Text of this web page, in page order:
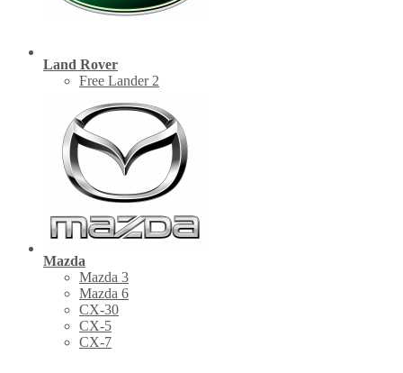
Land Rover
Free Lander 2
Mazda
Mazda 3
Mazda 6
CX-30
СХ-5
CX-7